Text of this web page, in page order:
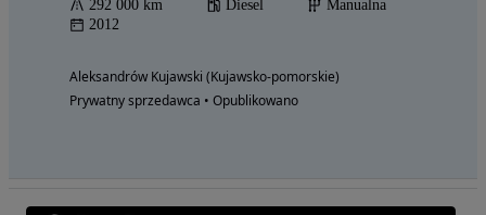
292 000 km Diesel
Manualna
2012
Aleksandrów Kujawski (Kujawsko-pomorskie)
Prywatny sprzedawca • Opublikowano